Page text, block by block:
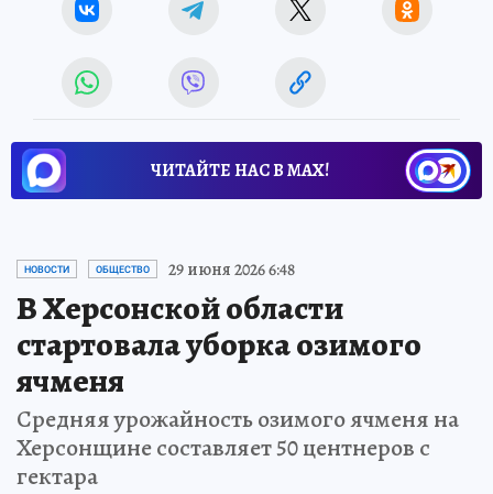
ЧИТАЙТЕ НАС В МАХ!
НОВОСТИ ОБЩЕСТВО 29 июня 2026 6:48
В Херсонской области
стартовала уборка озимого
ячменя
Средняя урожайность озимого ячменя на
Херсонщине составляет 50 центнеров с
гектара